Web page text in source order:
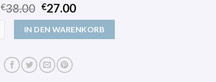
€38.00 €27.00
IN DEN WARENKORB